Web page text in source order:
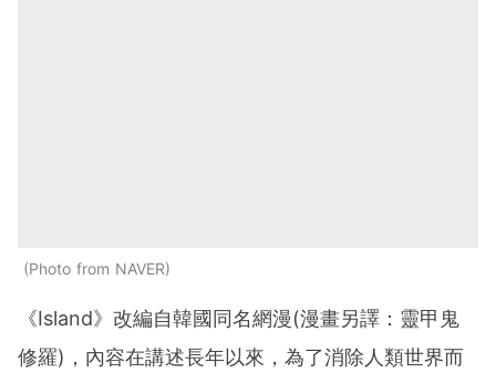
Photo from NAVER
《Island》 改編自韓國同名網漫(漫畫另譯：靈甲鬼
修羅)，內容在講述長年以來，為了消除人類世界而